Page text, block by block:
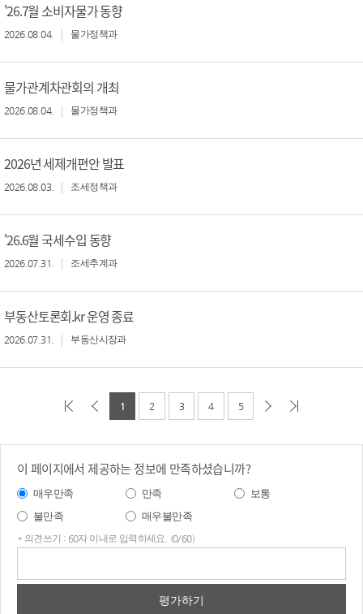
'26.7월 소비자물가 동향
2026.08.04. 물가정책과
물가관계차관회의 개최
2026.08.04. 물가정책과
2026년 세제개편안 발표
2026.08.03. 조세정책과
'26.6월 국세수입 동향
2026.07.31. 조세추계과
부동산토론회.kr 운영 종료
2026.07.31. 부동산시장과
1 2 3 4 5
이 페이지에서 제공하는 정보에 만족하셨습니까?
매우만족 만족
보통
불만족
매우불만족
* 의견쓰기 : 60자 이내로 입력하세요. (0/60)